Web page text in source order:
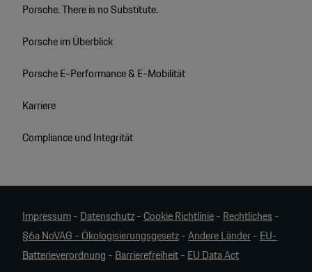
Porsche. There is no Substitute.
Porsche im Überblick
Porsche E-Performance & E-Mobilität
Karriere
Compliance und Integrität
Impressum-Datenschutz-Cookie Richtlinie-Rechtliches-
§6a NoVAG - Ökologisierungsgesetz-Andere Länder-EU-
Batterieverordnung -Barrierefreiheit-EU Data Act